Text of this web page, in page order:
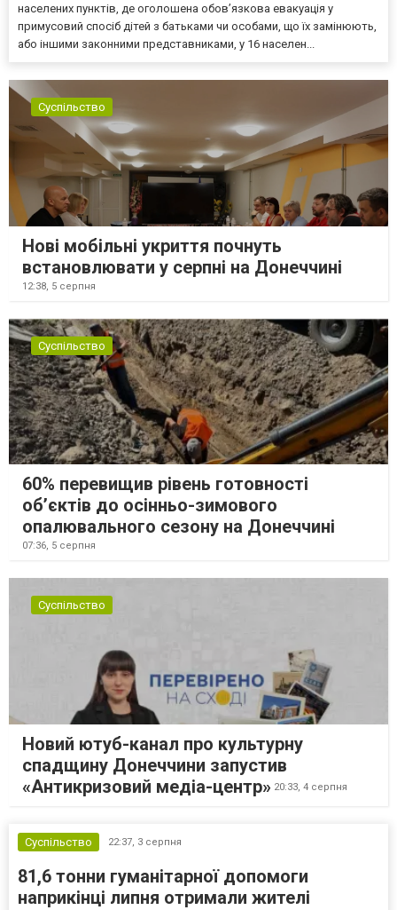
населених пунктів, де оголошена обов’язкова евакуація у
примусовий спосіб дітей з батьками чи особами, що їх замінюють,
або іншими законними представниками, у 16 населен...
Суспільство
Нові мобільні укриття почнуть
встановлювати у серпні на Донеччині
12:38, 5 серпня
Суспільство
60% перевищив рівень готовності
об’єктів до осінньо-зимового
опалювального сезону на Донеччині
07:36, 5 серпня
Суспільство
Новий ютуб-канал про культурну
спадщину Донеччини запустив
«Антикризовий медіа-центр» 20:33, 4 серпня
Суспільство 22:37, 3 серпня
81,6 тонни гуманітарної допомоги
наприкінці липня отримали жителі